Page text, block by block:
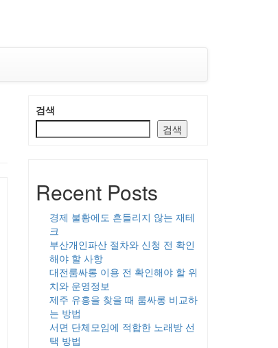
검색
검색
Recent Posts
경제 불황에도 흔들리지 않는 재테
크
부산개인파산 절차와 신청 전 확인
해야 할 사항
대전룸싸롱 이용 전 확인해야 할 위
치와 운영정보
제주 유흥을 찾을 때 룸싸롱 비교하
는 방법
서면 단체모임에 적합한 노래방 선
택 방법